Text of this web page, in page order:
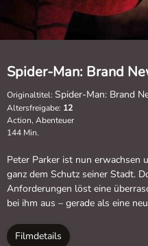
Spider-Man: Brand
Originaltitel: Spider-Man: Brand
Altersfreigabe: 12
Action, Abenteuer
144 Min.
Peter Parker ist nun erwachsen
ganz dem Schutz seiner Stadt.
Anforderungen löst eine
bei ihm aus – gerade als eine
Filmdetails